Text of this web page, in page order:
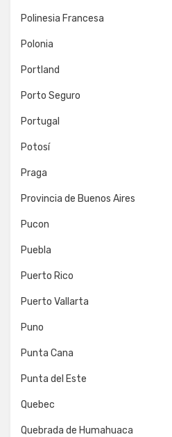
Polinesia Francesa
Polonia
Portland
Porto Seguro
Portugal
Potosí
Praga
Provincia de Buenos Aires
Pucon
Puebla
Puerto Rico
Puerto Vallarta
Puno
Punta Cana
Punta del Este
Quebec
Quebrada de Humahuaca